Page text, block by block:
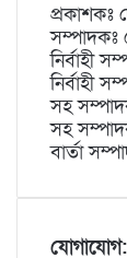
প্রকাশকঃ
নির্বাহী
নির্বাহী
সহ
সহ
বার্তা
যোগাযোগ: